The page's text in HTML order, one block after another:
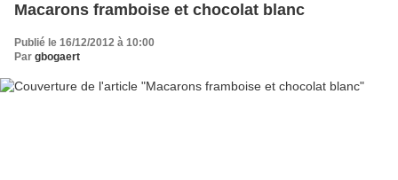
Macarons framboise et chocolat blanc
Publié le 16/12/2012 à 10:00
Par gbogaert